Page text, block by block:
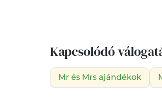
Kapcsolódó
Mr és Mrs ajándékok